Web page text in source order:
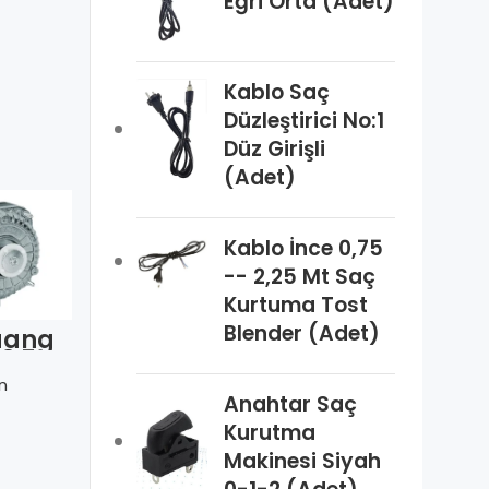
5W Danfoss
Havuz
FrigoCraft
5W Fan
Motoru
Kablo Saç
Düzleştirici No:1
Düz Girişli
(Adet)
Kablo İnce 0,75
-- 2,25 Mt Saç
Kurtuma Tost
Blender (Adet)
Anahtar Saç
Kurutma
Makinesi Siyah